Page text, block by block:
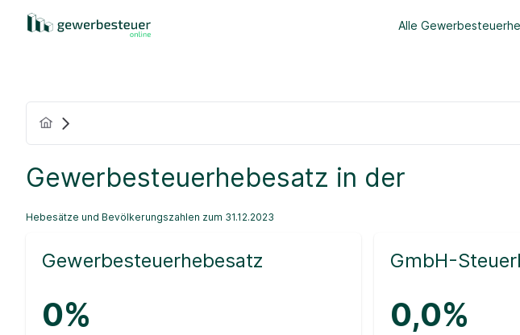
Alle
Gewerbesteuerhebesatz in der
Hebesätze und Bevölkerungszahlen zum 31.12.2023
Gewerbesteuerhebesatz
0%
GmbH-
0,0%